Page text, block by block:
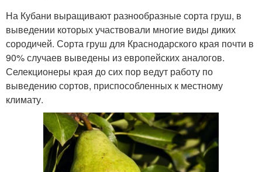
На Кубани выращивают разнообразные сорта груш, в
выведении которых участвовали многие виды диких
сородичей. Сорта груш для Краснодарского края почти в
90% случаев выведены из европейских аналогов.
Селекционеры края до сих пор ведут работу по
выведению сортов, приспособленных к местному
климату.